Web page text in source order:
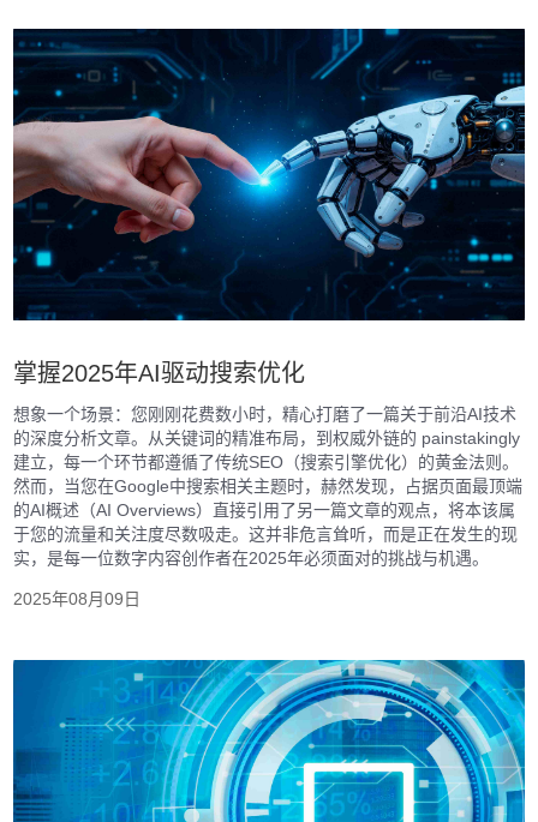
掌握2025年AI驱动搜索优化
想象一个场景：您刚刚花费数小时，精心打磨了一篇关于前沿AI技术
的深度分析文章。从关键词的精准布局，到权威外链的 painstakingly
建立，每一个环节都遵循了传统SEO（搜索引擎优化）的黄金法则。
然而，当您在Google中搜索相关主题时，赫然发现，占据页面最顶端
的AI概述（AI Overviews）直接引用了另一篇文章的观点，将本该属
于您的流量和关注度尽数吸走。这并非危言耸听，而是正在发生的现
实，是每一位数字内容创作者在2025年必须面对的挑战与机遇。
2025年08月09日